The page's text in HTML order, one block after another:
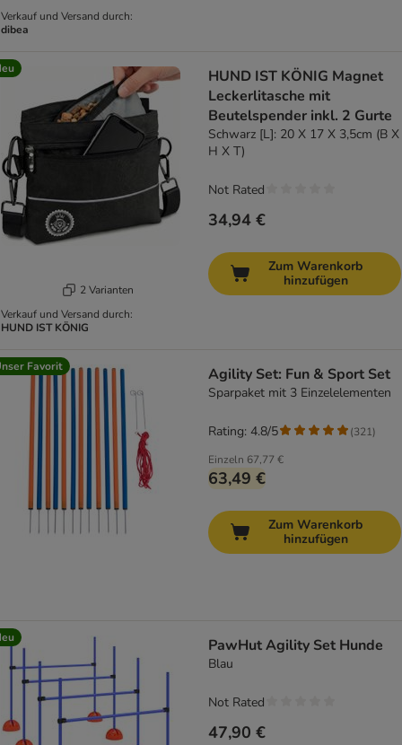
Verkauf und Versand durch:
dibea
2 Varianten
Verkauf und Versand durch:
HUND IST KÖNIG
HUND IST KÖNIG Magnet
Leckerlitasche mit
Beutelspender inkl. 2 Gurte
Schwarz [L]: 20 X 17 X 3,5cm (B X
H X T)
34,94 €
Not Rated
Zum Warenkorb
hinzufügen
Favorit Agility Set: Fun & Sport Set
Sparpaket mit 3 Einzelelementen
Einzeln 67,77 €
63,49 €
Rating: 4.8/5 (321)
Zum Warenkorb
hinzufügen
PawHut Agility Set Hunde
Blau
47,90 €
Not Rated